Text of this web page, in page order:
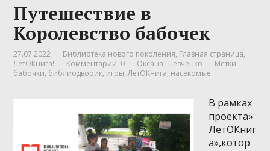
Путешествие в
Королевство бабочек
27.07.2022 Библиотека нового поколения, Главная страница,
ЛетОКнига!
Комментарии: 0 Оксана Шевченко
Метки:
бабочки, библиодворик, игры,ЛетОКнига, насекомые
В рамках
проекта»
ЛетОКниг
а»,котор